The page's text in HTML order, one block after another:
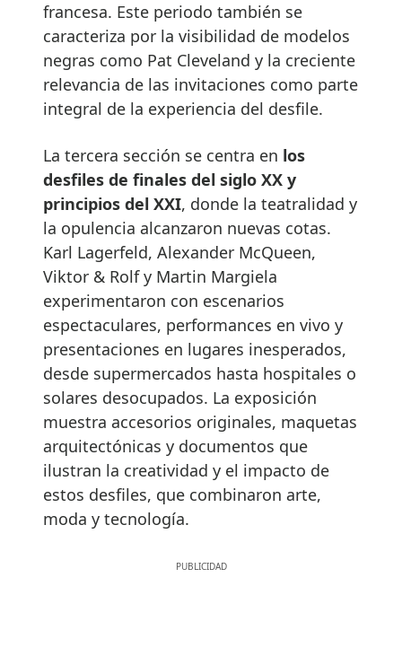
francesa. Este periodo también se
caracteriza por la visibilidad de modelos
negras como Pat Cleveland y la creciente
relevancia de las invitaciones como parte
integral de la experiencia del desfile.
La tercera sección se centra en los
desfiles de finales del siglo XX y
principios del XXI, donde la teatralidad y
la opulencia alcanzaron nuevas cotas.
Karl Lagerfeld, Alexander McQueen,
Viktor & Rolf y Martin Margiela
experimentaron con escenarios
espectaculares, performances en vivo y
presentaciones en lugares inesperados,
desde supermercados hasta hospitales o
solares desocupados. La exposición
muestra accesorios originales, maquetas
arquitectónicas y documentos que
ilustran la creatividad y el impacto de
estos desfiles, que combinaron arte,
moda y tecnología.